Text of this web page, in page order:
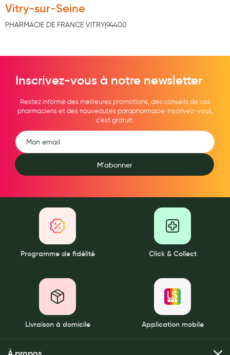
Vitry-sur-Seine
PHARMACIE DE FRANCE VITRY|94400
Inscrivez-vous à notre newsletter
Restez informé des meilleures promotions, des conseils de vos
pharmaciens et des nouveautés parapharmacie. Inscrivez-vous,
c'est gratuit.
M'abonner
Programme de fidélité Click & Collect
Livraison à domicile Application mobile
À propos